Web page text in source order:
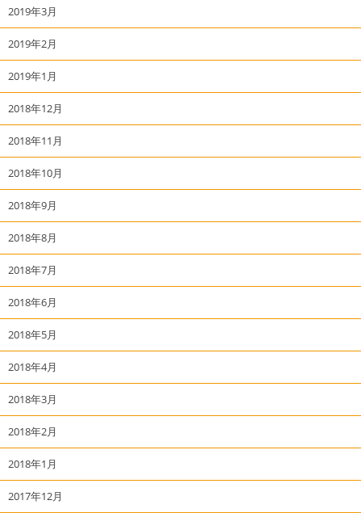
2019年3月
2019年2月
2019年1月
2018年12月
2018年11月
2018年10月
2018年9月
2018年8月
2018年7月
2018年6月
2018年5月
2018年4月
2018年3月
2018年2月
2018年1月
2017年12月